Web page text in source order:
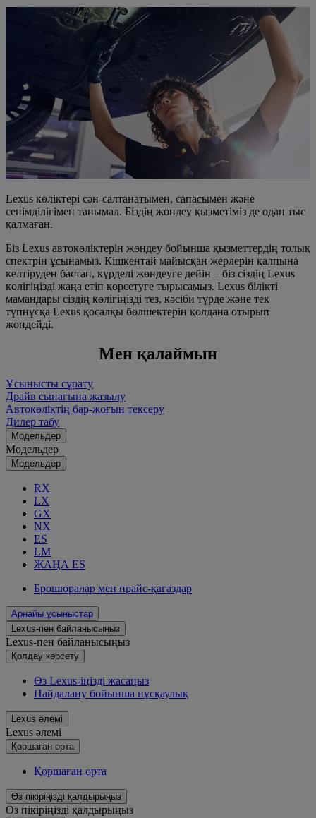
Lexus көліктері сән-салтанатымен, сапасымен және
сенімділігімен танымал. Біздің жөндеу қызметіміз де одан тыс
қалмаған.
Біз Lexus автокөліктерін жөндеу бойынша қызметтердің толық
спектрін ұсынамыз. Кішкентай майысқан жерлерін қалпына
келтіруден бастап, күрделі жөндеуге дейін – біз сіздің Lexus
көлігіңізді жаңа етіп көрсетуге тырысамыз. Lexus білікті
мамандары сіздің көлігіңізді тез, кәсіби түрде және тек
түпнұсқа Lexus қосалқы бөлшектерін қолдана отырып
жөндейді.
Мен қалаймын
Ұсынысты сұрату
Драйв сынағына жазылу
Автокөліктің бар-жоғын тексеру
Дилер табу
Модельдер
Модельдер
Модельдер
RX
LX
GX
NX
ES
LM
ЖАҢА ES
Брошюралар мен прайс-қағаздар
Арнайы ұсыныстар
Lexus-пен байланысыңыз
Lexus-пен байланысыңыз
Қолдау көрсету
Өз Lexus-іңізді жасаңыз
Пайдалану бойынша нұсқаулық
Lexus әлемі
Lexus әлемі
Қoршаған орта
Қoршаған орта
Өз пікіріңізді қалдырыңыз
Өз пікіріңізді қалдырыңыз